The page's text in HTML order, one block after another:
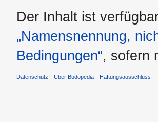
Der Inhalt ist
„Namensnennung,
Bedingungen“, sofern
Datenschutz Über Budopedia Haftungsausschluss